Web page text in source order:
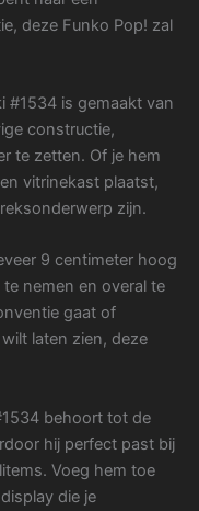
deze Funko Pop! zal
#1534 is gemaakt van
constructie,
te zetten. Of je hem
vitrinekast plaatst,
zijn.
9 centimeter hoog
nemen en overal te
gaat of
laten zien, deze
behoort tot de
hij perfect past bij
Voeg hem toe
die je